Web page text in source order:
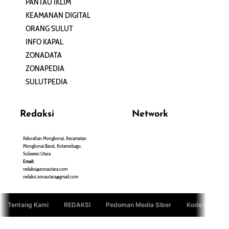
KEAMANAN DIGITAL
ORANG SULUT
INFO KAPAL
ZONADATA
ZONAPEDIA
SULUTPEDIA
Redaksi
Kelurahan Mongkonai, Kecamatan
Mongkonai Barat, Kotamobagu,
Sulawesi Utara
Email:
redaksi@zonautara.com
redaksi.zonautara@gmail.com
Network
Tentang Kami REDAKSI Pedoman Media Siber Kode Etik